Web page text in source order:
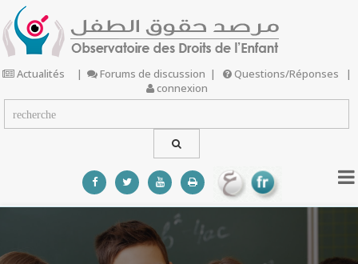
Actualités | Forums de discussion | Questions/Réponses
|
connexion